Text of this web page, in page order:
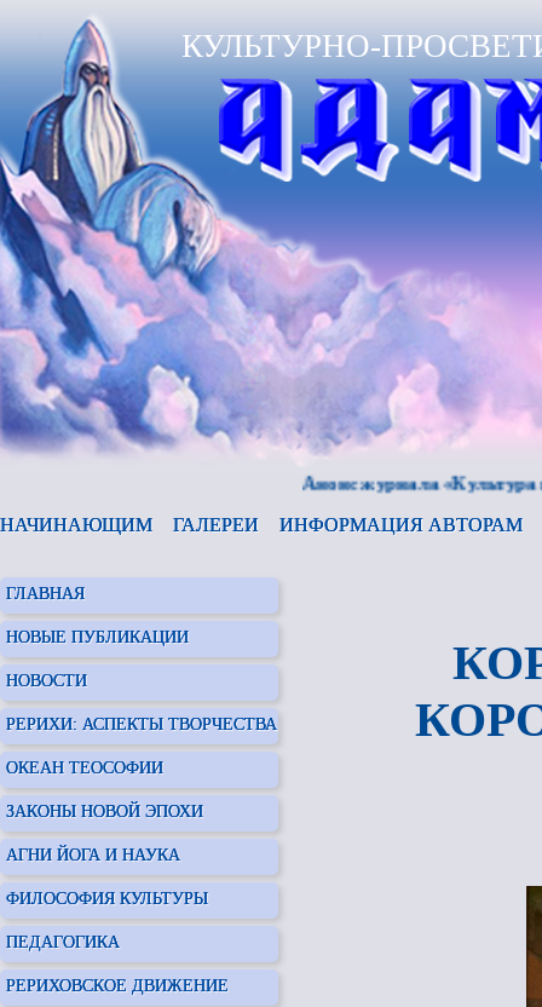
КУЛЬТУРНО-
Анонс журнала «Культура и
НАЧИНАЮЩИМ ГАЛЕРЕИ ИНФОРМАЦИЯ АВТОРАМ
ГЛАВНАЯ
НОВЫЕ ПУБЛИКАЦИИ
НОВОСТИ
РЕРИХИ: АСПЕКТЫ ТВОРЧЕСТВА
ОКЕАН ТЕОСОФИИ
ЗАКОНЫ НОВОЙ ЭПОХИ
АГНИ ЙОГА И НАУКА
ФИЛОСОФИЯ КУЛЬТУРЫ
ПЕДАГОГИКА
РЕРИХОВСКОЕ ДВИЖЕНИЕ